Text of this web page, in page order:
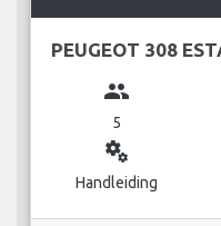
PEUGEOT 308
group
5
miscellaneous_services
Handleiding